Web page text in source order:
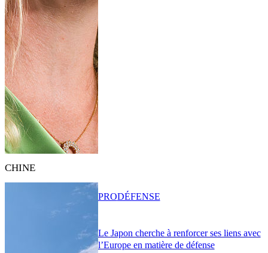
CHINE
Le Japon cherche à renforcer ses liens avec
l’Europe en matière de défense
PRODÉFENSE